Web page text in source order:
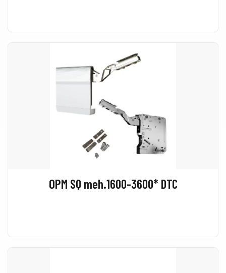
OPM SQ meh.1600-3600* DTC